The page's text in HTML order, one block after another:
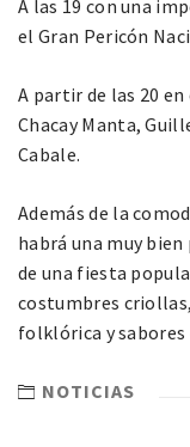
A las 19 con una
el Gran Pericón
A partir de las 20
Chacay Manta,
Cabale.
Además de la
habrá una muy
de una fiesta
costumbres
folklórica y
NOTICIAS